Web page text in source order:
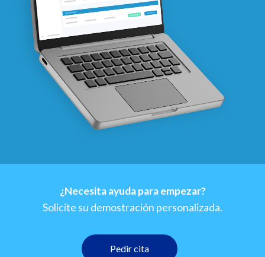
¿Necesita ayuda para empezar?
Solicite su demostración personalizada.
Pedir cita